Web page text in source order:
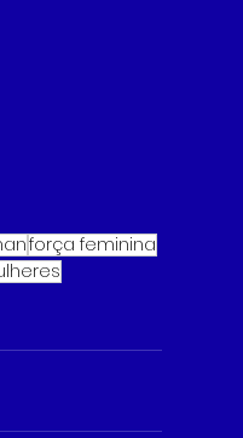
força feminina